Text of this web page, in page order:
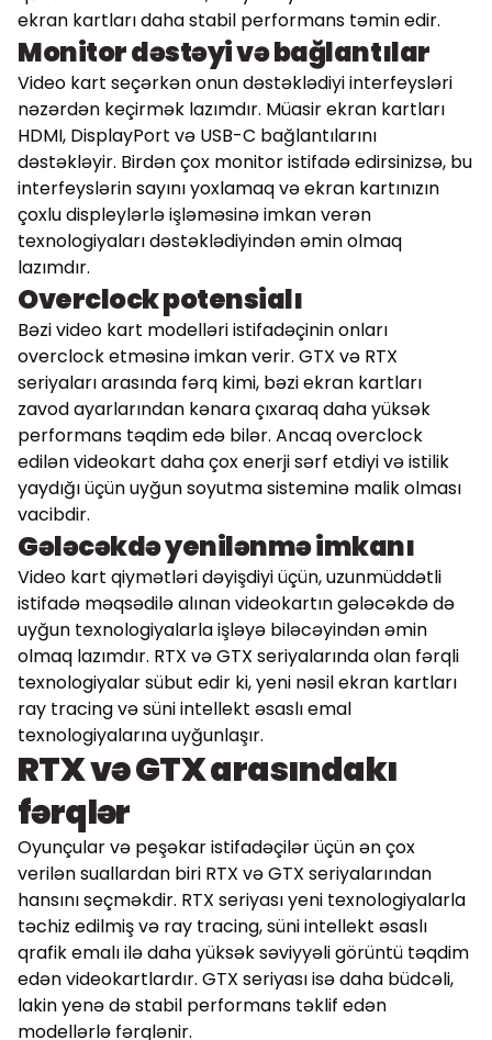
ekran kartları daha stabil performans təmin edir.
Monitor dəstəyi və bağlantılar
Video kart seçərkən onun dəstəklədiyi interfeysləri
nəzərdən keçirmək lazımdır. Müasir ekran kartları
HDMI, DisplayPort və USB-C bağlantılarını
dəstəkləyir. Birdən çox monitor istifadə edirsinizsə, bu
interfeyslərin sayını yoxlamaq və ekran kartınızın
çoxlu displeylərlə işləməsinə imkan verən
texnologiyaları dəstəklədiyindən əmin olmaq
lazımdır.
Overclock potensialı
Bəzi video kart modelləri istifadəçinin onları
overclock etməsinə imkan verir. GTX və RTX
seriyaları arasında fərq kimi, bəzi ekran kartları
zavod ayarlarından kənara çıxaraq daha yüksək
performans təqdim edə bilər. Ancaq overclock
edilən videokart daha çox enerji sərf etdiyi və istilik
yaydığı üçün uyğun soyutma sisteminə malik olması
vacibdir.
Gələcəkdə yenilənmə imkanı
Video kart qiymətləri dəyişdiyi üçün, uzunmüddətli
istifadə məqsədilə alınan videokartın gələcəkdə də
uyğun texnologiyalarla işləyə biləcəyindən əmin
olmaq lazımdır. RTX və GTX seriyalarında olan fərqli
texnologiyalar sübut edir ki, yeni nəsil ekran kartları
ray tracing və süni intellekt əsaslı emal
texnologiyalarına uyğunlaşır.
RTX və GTX arasındakı
fərqlər
Oyunçular və peşəkar istifadəçilər üçün ən çox
verilən suallardan biri RTX və GTX seriyalarından
hansını seçməkdir. RTX seriyası yeni texnologiyalarla
təchiz edilmiş və ray tracing, süni intellekt əsaslı
qrafik emalı ilə daha yüksək səviyyəli görüntü təqdim
edən videokartlardır. GTX seriyası isə daha büdcəli,
lakin yenə də stabil performans təklif edən
modellərlə fərqlənir.